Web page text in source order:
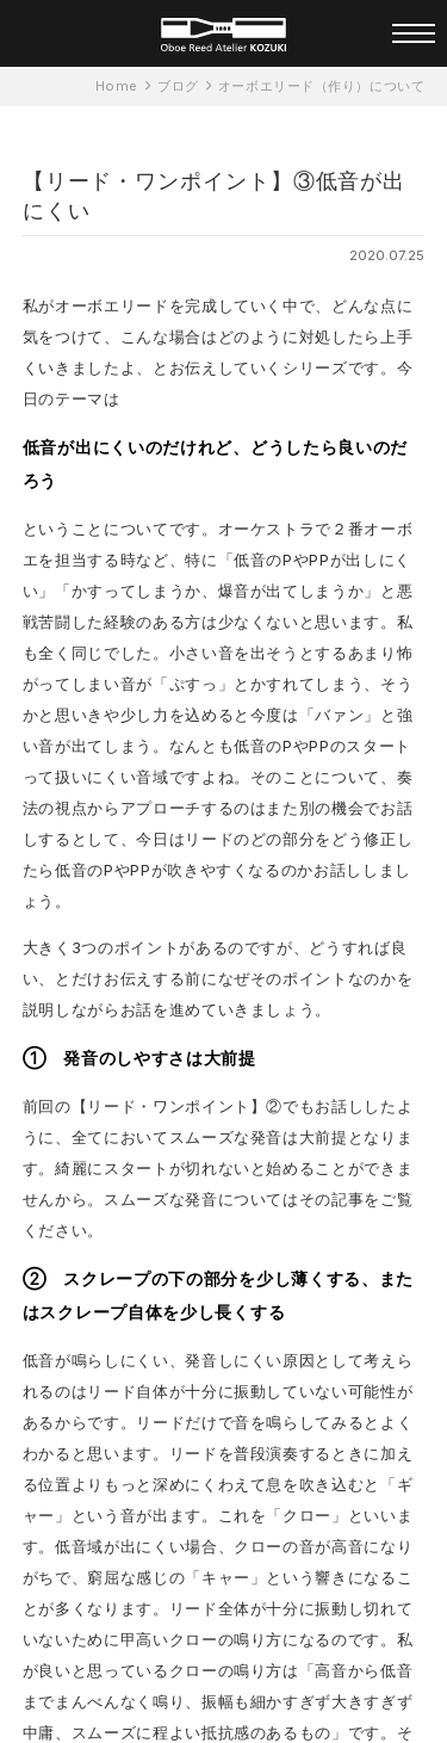
オーダーメイド オーボエリー
Home ブログ オーボエリード（作り）について
【リード・ワンポイント】③低音が出
にくい
2020.07.25
私がオーボエリードを完成していく中で、どんな点に
気をつけて、こんな場合はどのように対処したら上手
くいきましたよ、とお伝えしていくシリーズです。今
日のテーマは
低音が出にくいのだけれど、どうしたら良いのだ
ろう
ということについてです。オーケストラで２番オーボ
エを担当する時など、特に「低音のPやPPが出しにく
い」「かすってしまうか、爆音が出てしまうか」と悪
戦苦闘した経験のある方は少なくないと思います。私
も全く同じでした。小さい音を出そうとするあまり怖
がってしまい音が「ぷすっ」とかすれてしまう、そう
かと思いきや少し力を込めると今度は「バァン」と強
い音が出てしまう。なんとも低音のPやPPのスタート
って扱いにくい音域ですよね。そのことについて、奏
法の視点からアプローチするのはまた別の機会でお話
しするとして、今日はリードのどの部分をどう修正し
たら低音のPやPPが吹きやすくなるのかお話ししまし
ょう。
大きく3つのポイントがあるのですが、どうすれば良
い、とだけお伝えする前になぜそのポイントなのかを
説明しながらお話を進めていきましょう。
① 発音のしやすさは大前提
前回の【リード・ワンポイント】②でもお話ししたよ
うに、全てにおいてスムーズな発音は大前提となりま
す。綺麗にスタートが切れないと始めることができま
せんから。スムーズな発音についてはその記事をご覧
ください。
②
スクレープの下の部分を少し薄くする、また
はスクレープ自体を少し長くする
低音が鳴らしにくい、発音しにくい原因として考えら
れるのはリード自体が十分に振動していない可能性が
あるからです。リードだけで音を鳴らしてみるとよく
わかると思います。リードを普段演奏するときに加え
る位置よりもっと深めにくわえて息を吹き込むと「ギ
ャー」という音が出ます。これを「クロー」といいま
す。低音域が出にくい場合、クローの音が高音になり
がちで、窮屈な感じの「キャー」という響きになるこ
とが多くなります。リード全体が十分に振動し切れて
いないために甲高いクローの鳴り方になるのです。私
が良いと思っているクローの鳴り方は「高音から低音
までまんべんなく鳴り、振幅も細かすぎず大きすぎず
中庸、スムーズに程よい抵抗感のあるもの」です。そ